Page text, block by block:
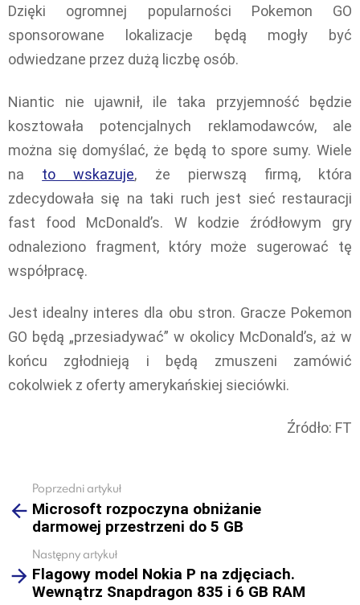
Dzięki ogromnej popularności Pokemon GO
sponsorowane lokalizacje będą mogły być
odwiedzane przez dużą liczbę osób.
Niantic nie ujawnił, ile taka przyjemność będzie
kosztowała potencjalnych reklamodawców, ale
można się domyślać, że będą to spore sumy. Wiele
na to wskazuje, że pierwszą firmą, która
zdecydowała się na taki ruch jest sieć restauracji
fast food McDonald’s. W kodzie źródłowym gry
odnaleziono fragment, który może sugerować tę
współpracę.
Jest idealny interes dla obu stron. Gracze Pokemon
GO będą „przesiadywać” w okolicy McDonald’s, aż w
końcu zgłodnieją i będą zmuszeni zamówić
cokolwiek z oferty amerykańskiej sieciówki.
Źródło: FT
more
Poprzedni artykuł
Microsoft rozpoczyna obniżanie
darmowej przestrzeni do 5 GB
Następny artykuł
Flagowy model Nokia P na zdjęciach.
Wewnątrz Snapdragon 835 i 6 GB RAM